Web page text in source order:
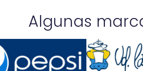
Algunas